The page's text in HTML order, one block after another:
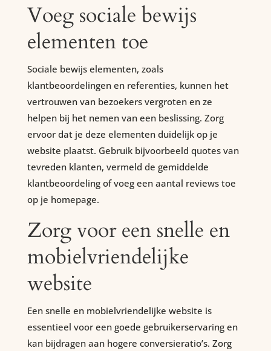
Voeg sociale bewijs
elementen toe
Sociale bewijs elementen, zoals
klantbeoordelingen en referenties, kunnen het
vertrouwen van bezoekers vergroten en ze
helpen bij het nemen van een beslissing. Zorg
ervoor dat je deze elementen duidelijk op je
website plaatst. Gebruik bijvoorbeeld quotes van
tevreden klanten, vermeld de gemiddelde
klantbeoordeling of voeg een aantal reviews toe
op je homepage.
Zorg voor een snelle en
mobielvriendelijke
website
Een snelle en mobielvriendelijke website is
essentieel voor een goede gebruikerservaring en
kan bijdragen aan hogere conversieratio’s. Zorg